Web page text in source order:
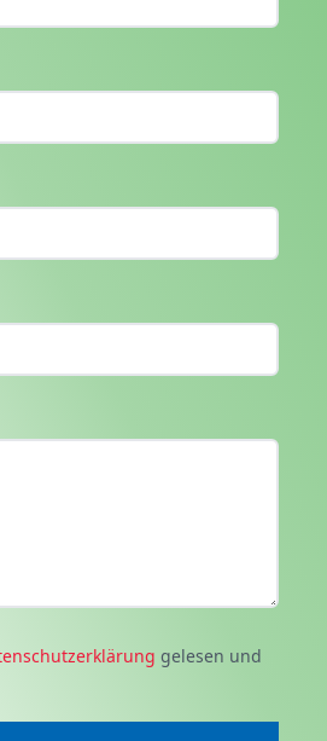
gelesen und